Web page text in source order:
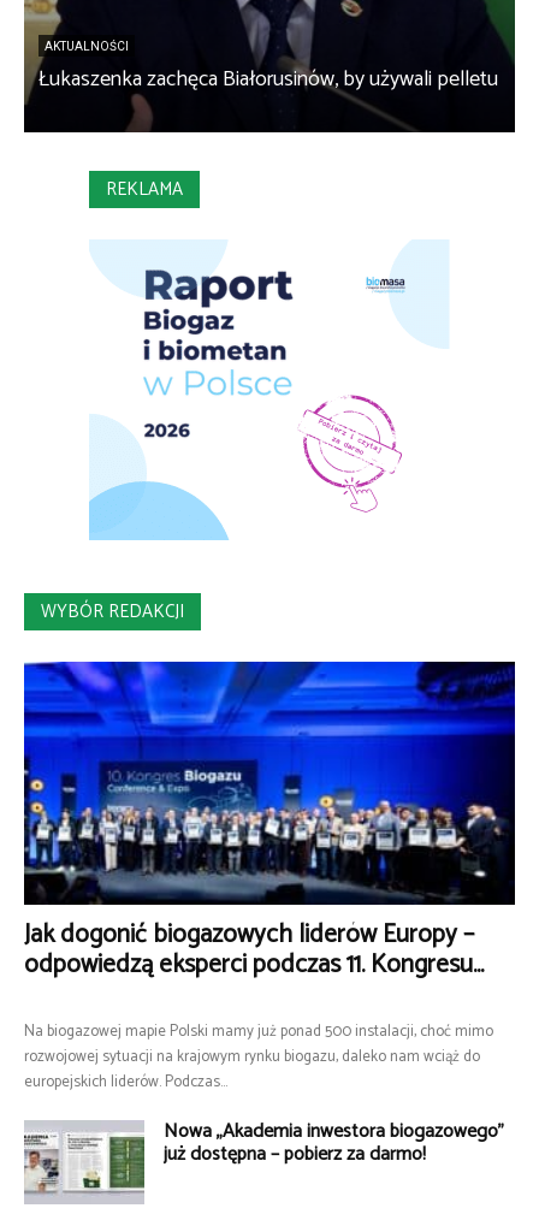
AKTUALNOŚCI
Łukaszenka zachęca Białorusinów, by używali pelletu
REKLAMA
WYBÓR REDAKCJI
Jak dogonić biogazowych liderów Europy –
odpowiedzą eksperci podczas 11. Kongresu...
Na biogazowej mapie Polski mamy już ponad 500 instalacji, choć mimo
rozwojowej sytuacji na krajowym rynku biogazu, daleko nam wciąż do
europejskich liderów. Podczas...
Nowa „Akademia inwestora biogazowego”
już dostępna – pobierz za darmo!